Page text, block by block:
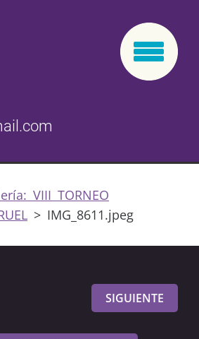
VIII TORNEO
> IMG_8611.jpeg
SIGUIENTE